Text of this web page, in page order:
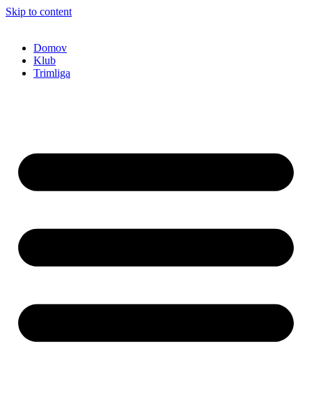
Skip to content
Domov
Klub
Trimliga